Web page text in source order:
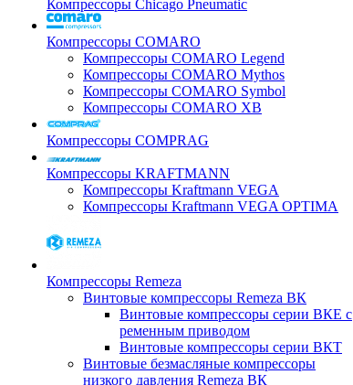
Компрессоры Chicago Pneumatic
Компрессоры COMARO
Компрессоры COMARO Legend
Компрессоры COMARO Mythos
Компрессоры COMARO Symbol
Компрессоры COMARO XB
Компрессоры COMPRAG
Компрессоры KRAFTMANN
Компрессоры Kraftmann VEGA
Компрессоры Kraftmann VEGA OPTIMA
Компрессоры Remeza
Винтовые компрессоры Remeza ВК
Винтовые компрессоры серии ВКЕ с
ременным приводом
Винтовые компрессоры серии ВКТ
Винтовые безмасляные компрессоры
низкого давления Remeza ВК